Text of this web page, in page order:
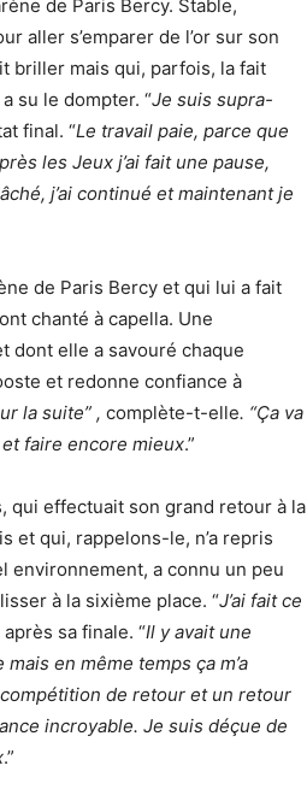
de Paris Bercy. Stable,
aller s’emparer de l’or sur son
briller mais qui, parfois, la fait
su le dompter. “Je suis supra-
final. “Le travail paie, parce que
les Jeux j’ai fait une pause,
j’ai continué et maintenant je
de Paris Bercy et qui lui a fait
chanté à capella. Une
dont elle a savouré chaque
et redonne confiance à
la suite” , complète-t-elle. “Ça va
faire encore mieux.”
qui effectuait son grand retour à la
et qui, rappelons-le, n’a repris
environnement, a connu un peu
à la sixième place. “J’ai fait ce
sa finale. “Il y avait une
en même temps ça m’a
de retour et un retour
incroyable. Je suis déçue de
.”